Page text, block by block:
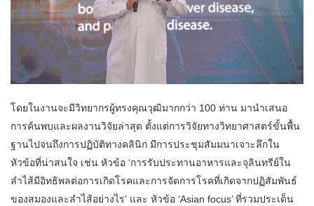
โดยในงานจะมีวิทยากรผู้ทรงคุณวุฒิมากกว่า 100 ท่าน มานำเสนอ
การค้นพบและผลงานวิจัยล่าสุด ตั้งแต่การวิจัยทางวิทยาศาสตร์ขั้นพื้น
ฐานไปจนถึงการปฏิบัติทางคลินิก มีการประชุมสัมมนาเจาะลึกใน
หัวข้อที่น่าสนใจ เช่น หัวข้อ ‘การรับประทานอาหารและจุลินทรีย์ใน
ลำไส้มีอิทธิพลต่อการเกิดโรคและการจัดการโรคที่เกิดจากปฏิสัมพันธ์
ของสมองและลำไส้อย่างไร’ และ หัวข้อ ‘Asian focus’ ที่รวมประเด็น